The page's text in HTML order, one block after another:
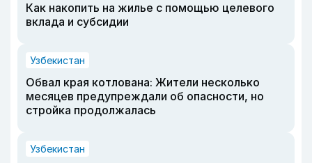
Как накопить на жилье с помощью целевого
вклада и субсидии
Узбекистан
Обвал края котлована: Жители несколько
месяцев предупреждали об опасности, но
стройка продолжалась
Узбекистан